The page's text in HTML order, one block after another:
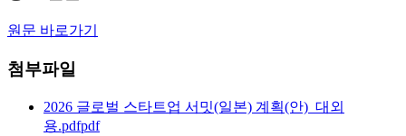
원문 바로가기
첨부파일
2026 글로벌 스타트업 서밋(일본) 계획(안)_대외
용.pdfpdf